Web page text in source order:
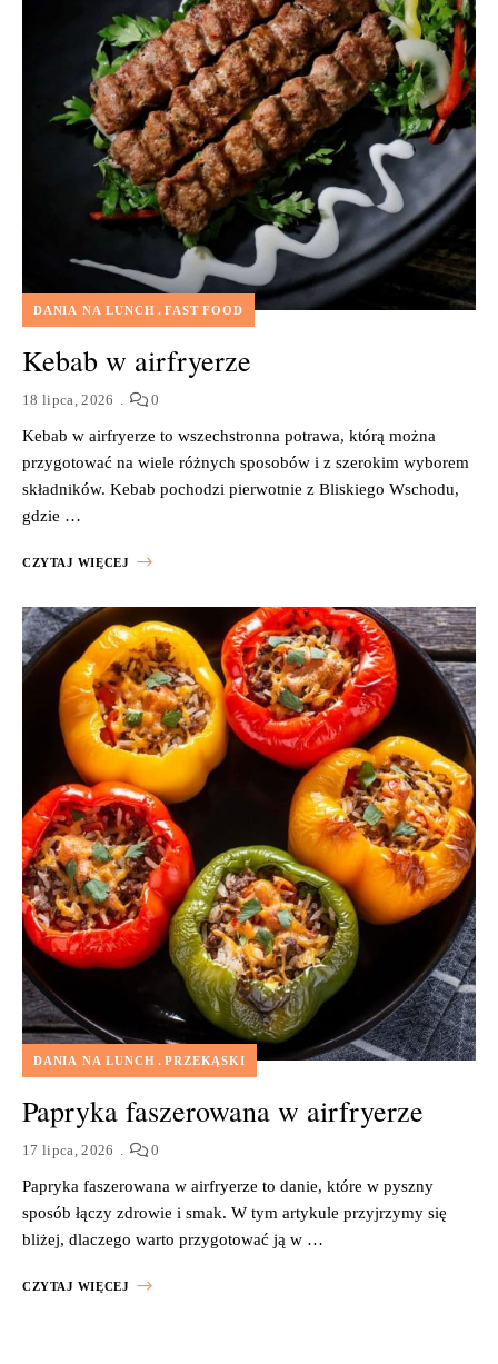
DANIA NA LUNCH FAST FOOD
Kebab w airfryerze
18 lipca, 2026 0
Kebab w airfryerze to wszechstronna potrawa, którą można
przygotować na wiele różnych sposobów i z szerokim wyborem
składników. Kebab pochodzi pierwotnie z Bliskiego Wschodu,
gdzie …
CZYTAJ WIĘCEJ
DANIA NA LUNCH PRZEKĄSKI
Papryka faszerowana w airfryerze
17 lipca, 2026 0
Papryka faszerowana w airfryerze to danie, które w pyszny
sposób łączy zdrowie i smak. W tym artykule przyjrzymy się
bliżej, dlaczego warto przygotować ją w …
CZYTAJ WIĘCEJ